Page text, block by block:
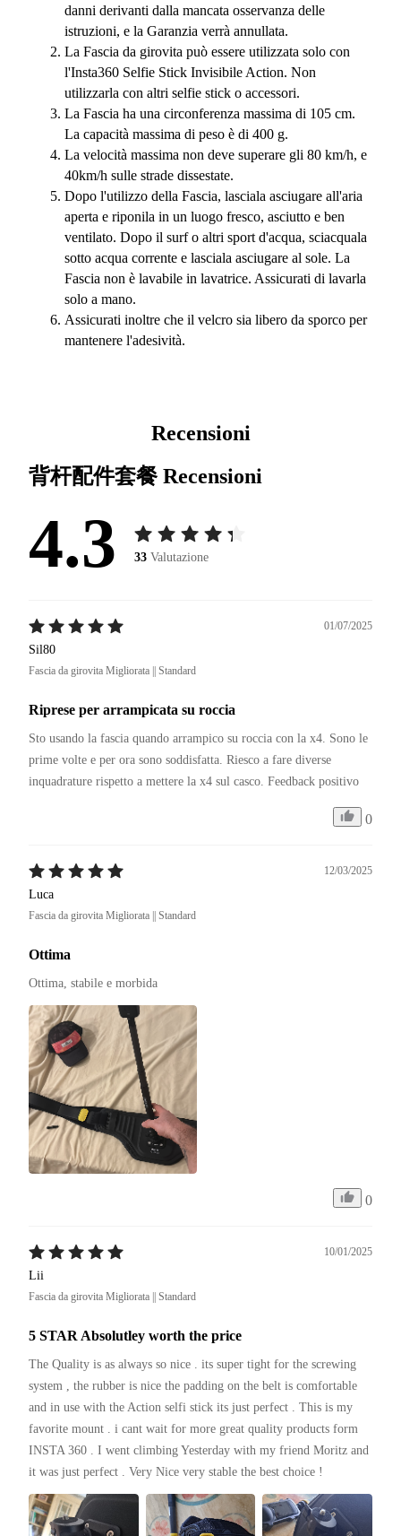
danni derivanti dalla mancata osservanza delle
istruzioni, e la Garanzia verrà annullata.
La Fascia da girovita può essere utilizzata solo con
l'Insta360 Selfie Stick Invisibile Action. Non
utilizzarla con altri selfie stick o accessori.
La Fascia ha una circonferenza massima di 105 cm.
La capacità massima di peso è di 400 g.
La velocità massima non deve superare gli 80 km/h, e
40km/h sulle strade dissestate.
Dopo l'utilizzo della Fascia, lasciala asciugare all'aria
aperta e riponila in un luogo fresco, asciutto e ben
ventilato. Dopo il surf o altri sport d'acqua, sciacquala
sotto acqua corrente e lasciala asciugare al sole. La
Fascia non è lavabile in lavatrice. Assicurati di lavarla
solo a mano.
Assicurati inoltre che il velcro sia libero da sporco per
mantenere l'adesività.
Recensioni
背杆配件套餐 Recensioni
4.3 33 Valutazione
01/07/2025
Sil80
Fascia da girovita Migliorata || Standard
Riprese per arrampicata su roccia
Sto usando la fascia quando arrampico su roccia con la x4. Sono le
prime volte e per ora sono soddisfatta. Riesco a fare diverse
inquadrature rispetto a mettere la x4 sul casco. Feedback positivo
0
12/03/2025
Luca
Fascia da girovita Migliorata || Standard
Ottima
Ottima, stabile e morbida
0
10/01/2025
Lii
Fascia da girovita Migliorata || Standard
5 STAR Absolutley worth the price
The Quality is as always so nice . its super tight for the screwing
system , the rubber is nice the padding on the belt is comfortable
and in use with the Action selfi stick its just perfect . This is my
favorite mount . i cant wait for more great quality products form
INSTA 360 . I went climbing Yesterday with my friend Moritz and
it was just perfect . Very Nice very stable the best choice !